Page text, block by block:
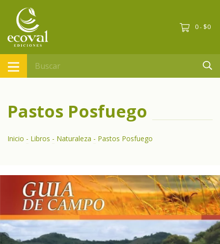
0 - $0
Pastos Posfuego
Inicio - Libros - Naturaleza - Pastos Posfuego